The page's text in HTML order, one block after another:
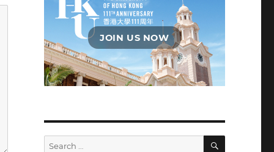
JOIN US NOW
Search
SEARCH